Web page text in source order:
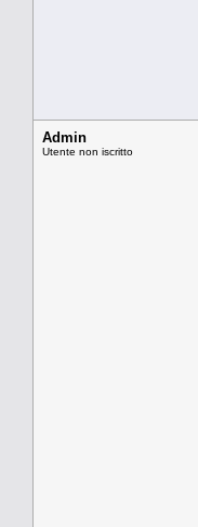
Admin
Utente non iscritto